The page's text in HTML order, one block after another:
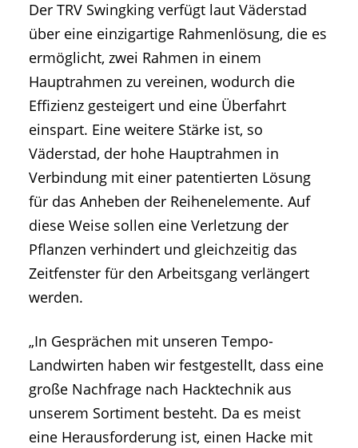
Der TRV Swingking verfügt laut Väderstad
über eine einzigartige Rahmenlösung, die es
ermöglicht, zwei Rahmen in einem
Hauptrahmen zu vereinen, wodurch die
Effizienz gesteigert und eine Überfahrt
einspart. Eine weitere Stärke ist, so
Väderstad, der hohe Hauptrahmen in
Verbindung mit einer patentierten Lösung
für das Anheben der Reihenelemente. Auf
diese Weise sollen eine Verletzung der
Pflanzen verhindert und gleichzeitig das
Zeitfenster für den Arbeitsgang verlängert
werden.
„In Gesprächen mit unseren Tempo-
Landwirten haben wir festgestellt, dass eine
große Nachfrage nach Hacktechnik aus
unserem Sortiment besteht. Da es meist
eine Herausforderung ist, einen Hacke mit